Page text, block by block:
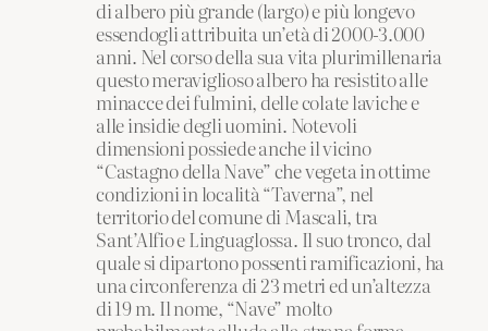
di albero più grande (largo) e più longevo
essendogli attribuita un’età di 2000-3.000
anni. Nel corso della sua vita plurimillenaria
questo meraviglioso albero ha resistito alle
minacce dei fulmini, delle colate laviche e
alle insidie degli uomini. Notevoli
dimensioni possiede anche il vicino
“Castagno della Nave” che vegeta in ottime
condizioni in località “Taverna”, nel
territorio del comune di Mascali, tra
Sant’Alfio e Linguaglossa. Il suo tronco, dal
quale si dipartono possenti ramificazioni, ha
una circonferenza di 23 metri ed un’altezza
di 19 m. Il nome, “Nave” molto